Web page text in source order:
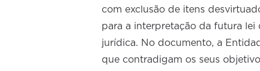
com exclusão de itens
para a interpretação da futura lei
jurídica. No documento, a
que contradigam os seus